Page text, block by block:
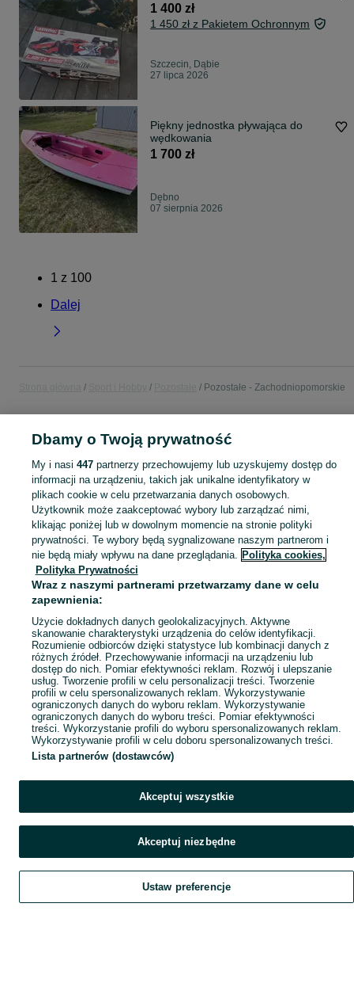
1 400 zł
1 450 zł z Pakietem Ochronnym
Szczecin, Dąbie
27 lipca 2026
Piękny jednostka pływająca do
wędkowania
1 700 zł
Dębno
07 sierpnia 2026
1 z 100
Dalej
Pozostałe - Zachodniopomorskie
KATEGORIA
Sprzedaż pozostałego sprzętu sportowego i hobby Zachodniopomorskie ▶️ Nowe i używane ✅ Szeroki wybór w najlepszych cenach ✌ Znajdź ogłoszenia na OLX.pl! Zobacz
Mapa kategorii
Mapa miejscowości
Mapa ministron
Popularne wyszukiwania
Szukaj Obserwujesz Dodaj Czat Konto
Dbamy o Twoją prywatność
My i nasi 447partnerzy przechowujemy lub uzyskujemy dostęp do
informacji na urządzeniu, takich jak unikalne identyfikatory w
plikach cookie w celu przetwarzania danych osobowych.
Użytkownik może zaakceptować wybory lub zarządzać nimi,
klikając poniżej lub w dowolnym momencie na stronie polityki
prywatności. Te wybory będą sygnalizowane naszym partnerom i
nie będą miały wpływu na dane przeglądania. Polityka cookies,
Polityka Prywatności
Wraz z naszymi partnerami przetwarzamy dane w celu
zapewnienia:
Użycie dokładnych danych geolokalizacyjnych. Aktywne
skanowanie charakterystyki urządzenia do celów identyfikacji.
Rozumienie odbiorców dzięki statystyce lub kombinacji danych z
różnych źródeł. Przechowywanie informacji na urządzeniu lub
dostęp do nich. Pomiar efektywności reklam. Rozwój i ulepszanie
usług. Tworzenie profili w celu personalizacji treści. Tworzenie
profili w celu spersonalizowanych reklam. Wykorzystywanie
ograniczonych danych do wyboru reklam. Wykorzystywanie
ograniczonych danych do wyboru treści. Pomiar efektywności
treści. Wykorzystanie profili do wyboru spersonalizowanych reklam.
Wykorzystywanie profili w celu doboru spersonalizowanych treści.
Lista partnerów (dostawców)
Akceptuj wszystkie
Akceptuj niezbędne
Ustaw preferencje